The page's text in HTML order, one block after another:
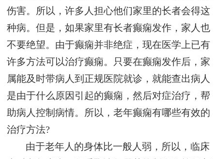
伤害。所以，许多人担心他们家里的长者会得这
种病。但是，如果家里有长者癫痫发作，家人也
不要绝望。由于癫痫并非绝症，现在医学上已有
许多方法可以治疗癫痫。只要在癫痫发作后，家
属能及时带病人到正规医院就诊，就能查出病人
是由于什么原因引起的癫痫，然后对症治疗，帮
助病人控制病情。所以，老年癫痫有哪些有效的
治疗方法?
由于老年人的身体比一般人弱，所以，临床